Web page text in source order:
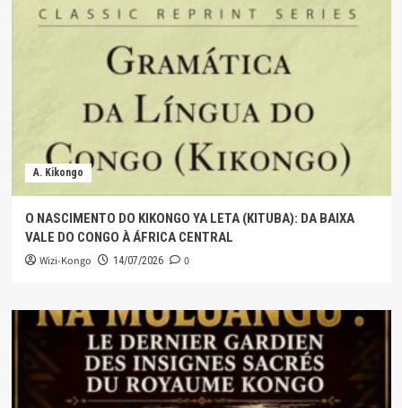
A. Kikongo
O NASCIMENTO DO KIKONGO YA LETA (KITUBA): DA BAIXA
VALE DO CONGO À ÁFRICA CENTRAL
Wizi-Kongo 14/07/2026 0